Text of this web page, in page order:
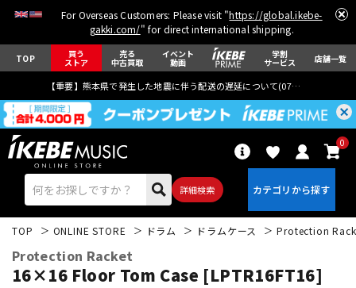
For Overseas Customers: Please visit "https://global.ikebe-
gakki.com/" for direct international shipping.
TOP 買う
ストア
売る
中古買取
イベント
動画
学割
サービス 店舗一覧
【重要】熊本県で発生した地震に伴う配送の遅延について(07月29日
詳細検索
0
TOP ONLINE STORE ドラム ドラムケース Protection
Protection Racket
16×16 Floor Tom Case [LPTR16FT16]